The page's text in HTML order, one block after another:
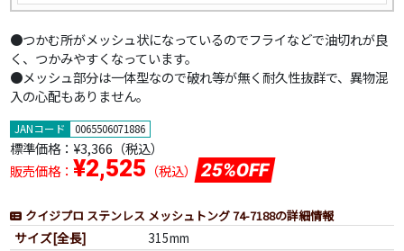
●つかむ所がメッシュ状になっているのでフライなどで油切れが良
く、つかみやすくなっています。
●メッシュ部分は一体型なので破れ等が無く耐久性抜群で、異物混
入の心配もありません。
JANコード 0065506071886
標準価格： ¥3,366（税込）
販売価格： ¥2,525 （税込） 25%OFF
クイジプロ ステンレス メッシュトング 74-7188の詳細情報
サイズ[全長]
315mm